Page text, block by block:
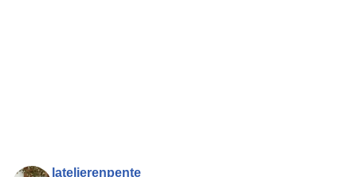
latelierenpente